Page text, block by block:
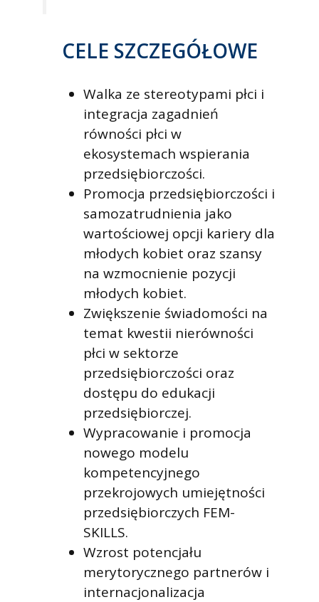
CELE SZCZEGÓŁOWE
Walka ze stereotypami płci i
integracja zagadnień
równości płci w
ekosystemach wspierania
przedsiębiorczości.
Promocja przedsiębiorczości i
samozatrudnienia jako
wartościowej opcji kariery dla
młodych kobiet oraz szansy
na wzmocnienie pozycji
młodych kobiet.
Zwiększenie świadomości na
temat kwestii nierówności
płci w sektorze
przedsiębiorczości oraz
dostępu do edukacji
przedsiębiorczej.
Wypracowanie i promocja
nowego modelu
kompetencyjnego
przekrojowych umiejętności
przedsiębiorczych FEM-
SKILLS.
Wzrost potencjału
merytorycznego partnerów i
internacjonalizacja